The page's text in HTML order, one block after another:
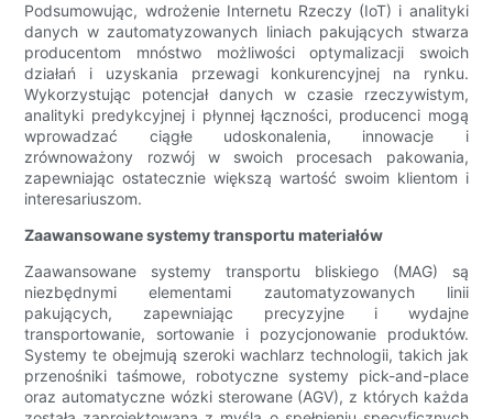
Podsumowując, wdrożenie Internetu Rzeczy (IoT) i analityki
danych w zautomatyzowanych liniach pakujących stwarza
producentom mnóstwo możliwości optymalizacji swoich
działań i uzyskania przewagi konkurencyjnej na rynku.
Wykorzystując potencjał danych w czasie rzeczywistym,
analityki predykcyjnej i płynnej łączności, producenci mogą
wprowadzać ciągłe udoskonalenia, innowacje i
zrównoważony rozwój w swoich procesach pakowania,
zapewniając ostatecznie większą wartość swoim klientom i
interesariuszom.
Zaawansowane systemy transportu materiałów
Zaawansowane systemy transportu bliskiego (MAG) są
niezbędnymi elementami zautomatyzowanych linii
pakujących, zapewniając precyzyjne i wydajne
transportowanie, sortowanie i pozycjonowanie produktów.
Systemy te obejmują szeroki wachlarz technologii, takich jak
przenośniki taśmowe, robotyczne systemy pick-and-place
oraz automatyczne wózki sterowane (AGV), z których każda